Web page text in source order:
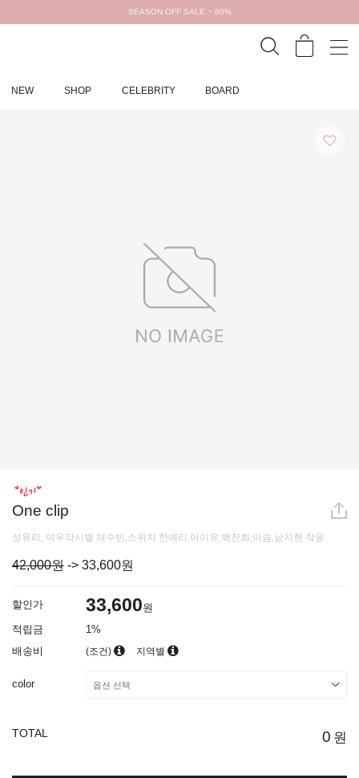
SEASON OFF SALE ~ 80%
NEW SHOP CELEBRITY BOARD
One clip
성유리, 여우각시별 채수빈,스위치 한예리,아이유,백진희,이솜,남지현 착용
42,000원 -> 33,600원
할인가 33,600원
적립금
1%
배송비
(조건) 지역별
color
TOTAL 0 원